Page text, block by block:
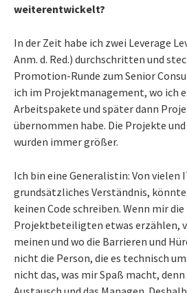
weiterentwickelt?
In der Zeit habe ich zwei Leverage
Anm. d. Red.) durchschritten und
Promotion-Runde zum Senior
ich im Projektmanagement, wo ich
Arbeitspakete und später dann
übernommen habe. Die Projekte
wurden immer größer.
Ich bin eine Generalistin: Von vielen
grundsätzliches Verständnis,
keinen Code schreiben. Wenn mir
Projektbeteiligten etwas erzählen,
meinen und wo die Barrieren und
nicht die Person, die es technisch
nicht das, was mir Spaß macht,